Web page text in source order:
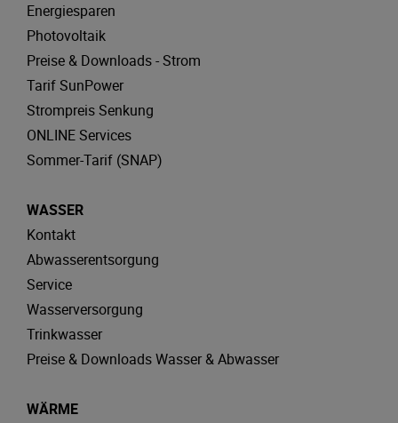
Energiesparen
Photovoltaik
Preise & Downloads - Strom
Tarif SunPower
Strompreis Senkung
ONLINE Services
Sommer-Tarif (SNAP)
WASSER
Kontakt
Abwasserentsorgung
Service
Wasserversorgung
Trinkwasser
Preise & Downloads Wasser & Abwasser
WÄRME